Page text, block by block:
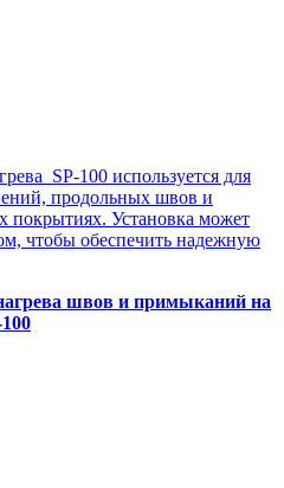
SP-100 используется для
продольных швов и
покрытиях. Установка может
чтобы обеспечить надежную
швов и примыканий на